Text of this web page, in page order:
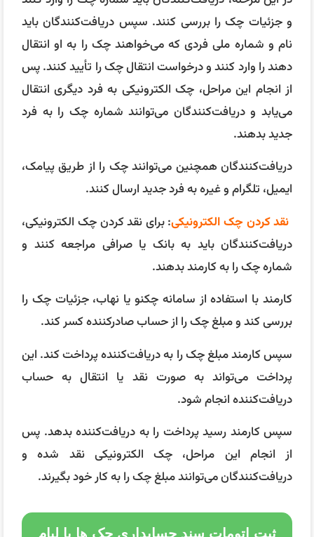
و جزئیات چک را بررسی کنند. سپس دریافت‌کنندگان باید
نام و شماره ملی فردی که می‌خواهند چک را به او انتقال
دهند را وارد کنند و درخواست انتقال چک را تأیید کنند. پس
از انجام این مراحل، چک الکترونیکی به فرد دیگری انتقال
می‌یابد و دریافت‌کنندگان می‌توانند شماره چک را به فرد
جدید بدهند.
دریافت‌کنندگان همچنین می‌توانند چک را از طریق پیامک،
ایمیل، تلگرام و غیره به فرد جدید ارسال کنند.
نقد کردن چک الکترونیکی: برای نقد کردن چک الکترونیکی،
دریافت‌کنندگان باید به بانک یا صرافی مراجعه کنند و
شماره چک را به کارمند بدهند.
کارمند با استفاده از سامانه چکنو یا نهاب، جزئیات چک را
بررسی کند و مبلغ چک را از حساب صادرکننده کسر کند.
سپس کارمند مبلغ چک را به دریافت‌کننده پرداخت کند. این
پرداخت می‌تواند به صورت نقد یا انتقال به حساب
دریافت‌کننده انجام شود.
سپس کارمند رسید پرداخت را به دریافت‌کننده بدهد. پس
از انجام این مراحل، چک الکترونیکی نقد شده و
دریافت‌کنندگان می‌توانند مبلغ چک را به کار خود بگیرند.
ثبت اتومات سند حسابداری چک ها با لیام